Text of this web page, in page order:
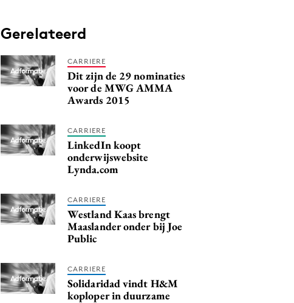
Gerelateerd
CARRIERE
Dit zijn de 29 nominaties
voor de MWG AMMA
Awards 2015
CARRIERE
LinkedIn koopt
onderwijswebsite
Lynda.com
CARRIERE
Westland Kaas brengt
Maaslander onder bij Joe
Public
CARRIERE
Solidaridad vindt H&M
koploper in duurzame